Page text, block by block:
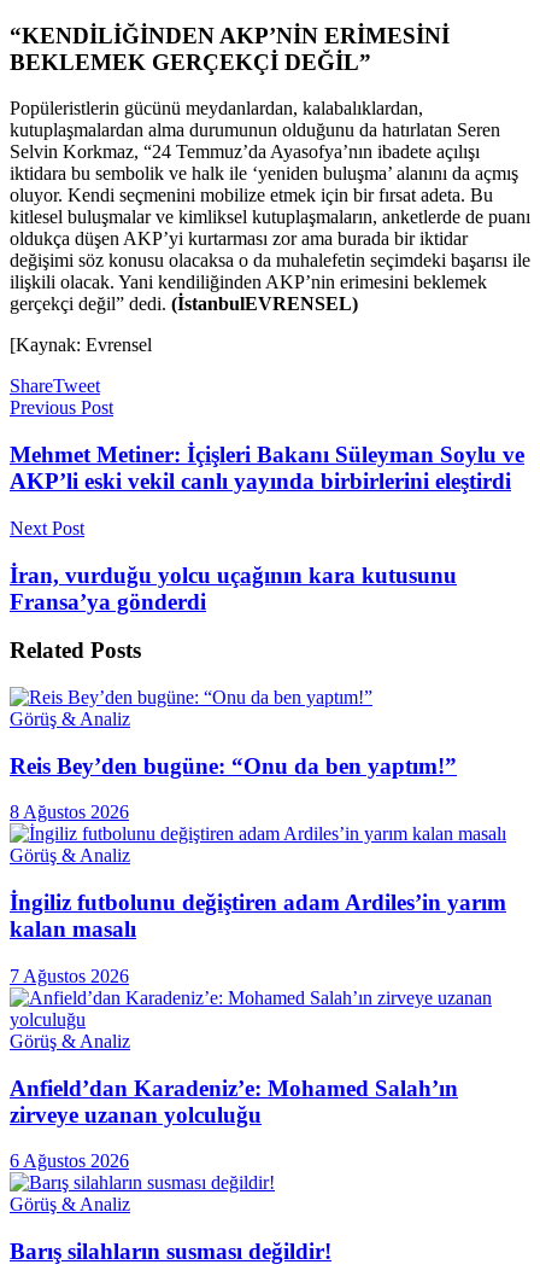
“KENDİLİĞİNDEN AKP’NİN ERİMESİNİ
BEKLEMEK GERÇEKÇİ DEĞİL”
Popüleristlerin gücünü meydanlardan, kalabalıklardan,
kutuplaşmalardan alma durumunun olduğunu da hatırlatan Seren
Selvin Korkmaz, “24 Temmuz’da Ayasofya’nın ibadete açılışı
iktidara bu sembolik ve halk ile ‘yeniden buluşma’ alanını da açmış
oluyor. Kendi seçmenini mobilize etmek için bir fırsat adeta. Bu
kitlesel buluşmalar ve kimliksel kutuplaşmaların, anketlerde de puanı
oldukça düşen AKP’yi kurtarması zor ama burada bir iktidar
değişimi söz konusu olacaksa o da muhalefetin seçimdeki başarısı ile
ilişkili olacak. Yani kendiliğinden AKP’nin erimesini beklemek
gerçekçi değil” dedi. (İstanbulEVRENSEL)
[Kaynak: Evrensel
ShareTweet
Previous Post
Mehmet Metiner: İçişleri Bakanı Süleyman Soylu ve
AKP’li eski vekil canlı yayında birbirlerini eleştirdi
Next Post
İran, vurduğu yolcu uçağının kara kutusunu
Fransa’ya gönderdi
Related Posts
Görüş & Analiz
Reis Bey’den bugüne: “Onu da ben yaptım!”
8 Ağustos 2026
Görüş & Analiz
İngiliz futbolunu değiştiren adam Ardiles’in yarım
kalan masalı
7 Ağustos 2026
Görüş & Analiz
Anfield’dan Karadeniz’e: Mohamed Salah’ın
zirveye uzanan yolculuğu
6 Ağustos 2026
Görüş & Analiz
Barış silahların susması değildir!